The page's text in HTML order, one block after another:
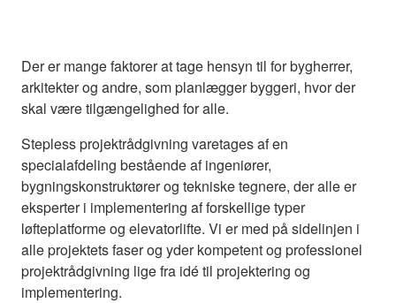
Der er mange faktorer at tage hensyn til for bygherrer,
arkitekter og andre, som planlægger byggeri, hvor der
skal være tilgængelighed for alle.
Stepless projektrådgivning varetages af en
specialafdeling bestående af ingeniører,
bygningskonstruktører og tekniske tegnere, der alle er
eksperter i implementering af forskellige typer
løfteplatforme og elevatorlifte. Vi er med på sidelinjen i
alle projektets faser og yder kompetent og professionel
projektrådgivning lige fra idé til projektering og
implementering.